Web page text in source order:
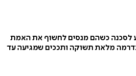
לסכנה כשהם מנסים לחשוף את האמת
בדרמה מלאת תשוקה ותככים שמגיעה עד